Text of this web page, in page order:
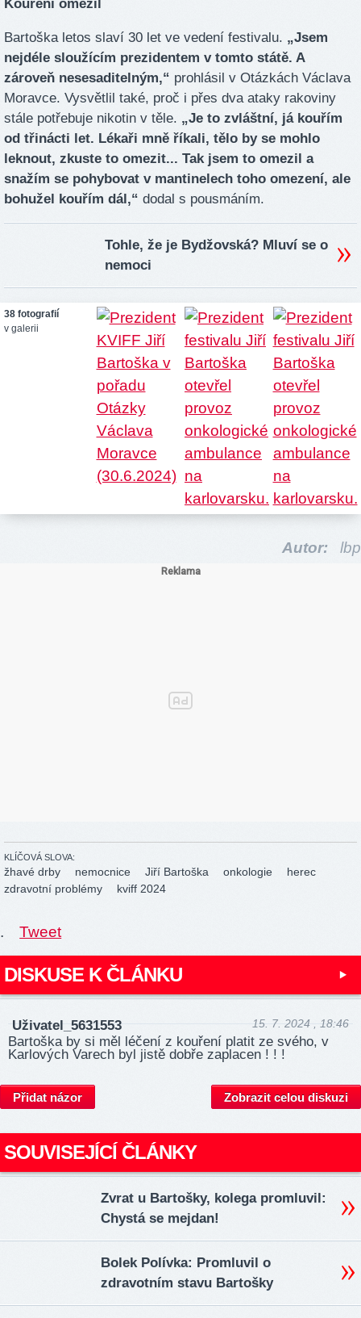
Kouření omezil
Bartoška letos slaví 30 let ve vedení festivalu. „Jsem
nejdéle sloužícím prezidentem v tomto státě. A
zároveň nesesaditelným,“ prohlásil v Otázkách Václava
Moravce. Vysvětlil také, proč i přes dva ataky rakoviny
stále potřebuje nikotin v těle. „Je to zvláštní, já kouřím
od třinácti let. Lékaři mně říkali, tělo by se mohlo
leknout, zkuste to omezit... Tak jsem to omezil a
snažím se pohybovat v mantinelech toho omezení, ale
bohužel kouřím dál,“ dodal s pousmáním.
Tohle, že je Bydžovská? Mluví se o
nemoci
38 fotografií
v galerii
Autor: lbp
KLÍČOVÁ SLOVA:
žhavé drby nemocnice Jiří Bartoška onkologie
herec
zdravotní problémy
kviff 2024
. Tweet
DISKUSE K ČLÁNKU
Uživatel_5631553 15. 7. 2024 , 18:46
Bartoška by si měl léčení z kouření platit ze svého, v
Karlových Varech byl jistě dobře zaplacen ! ! !
Přidat názor Zobrazit celou diskuzi
SOUVISEJÍCÍ ČLÁNKY
Zvrat u Bartošky, kolega promluvil:
Chystá se mejdan!
Bolek Polívka: Promluvil o
zdravotním stavu Bartošky